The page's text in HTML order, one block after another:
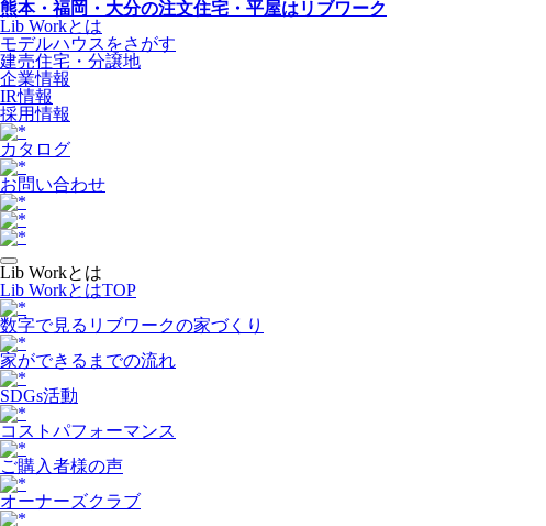
熊本・福岡・大分の注文住宅・平屋はリブワーク
Lib Workとは
モデルハウスをさがす
建売住宅・分譲地
企業情報
IR情報
採用情報
カタログ
お問い合わせ
Lib Workとは
Lib WorkとはTOP
数字で⾒るリブワークの家づくり
家ができるまでの流れ
SDGs活動
コストパフォーマンス
ご購入者様の声
オーナーズクラブ